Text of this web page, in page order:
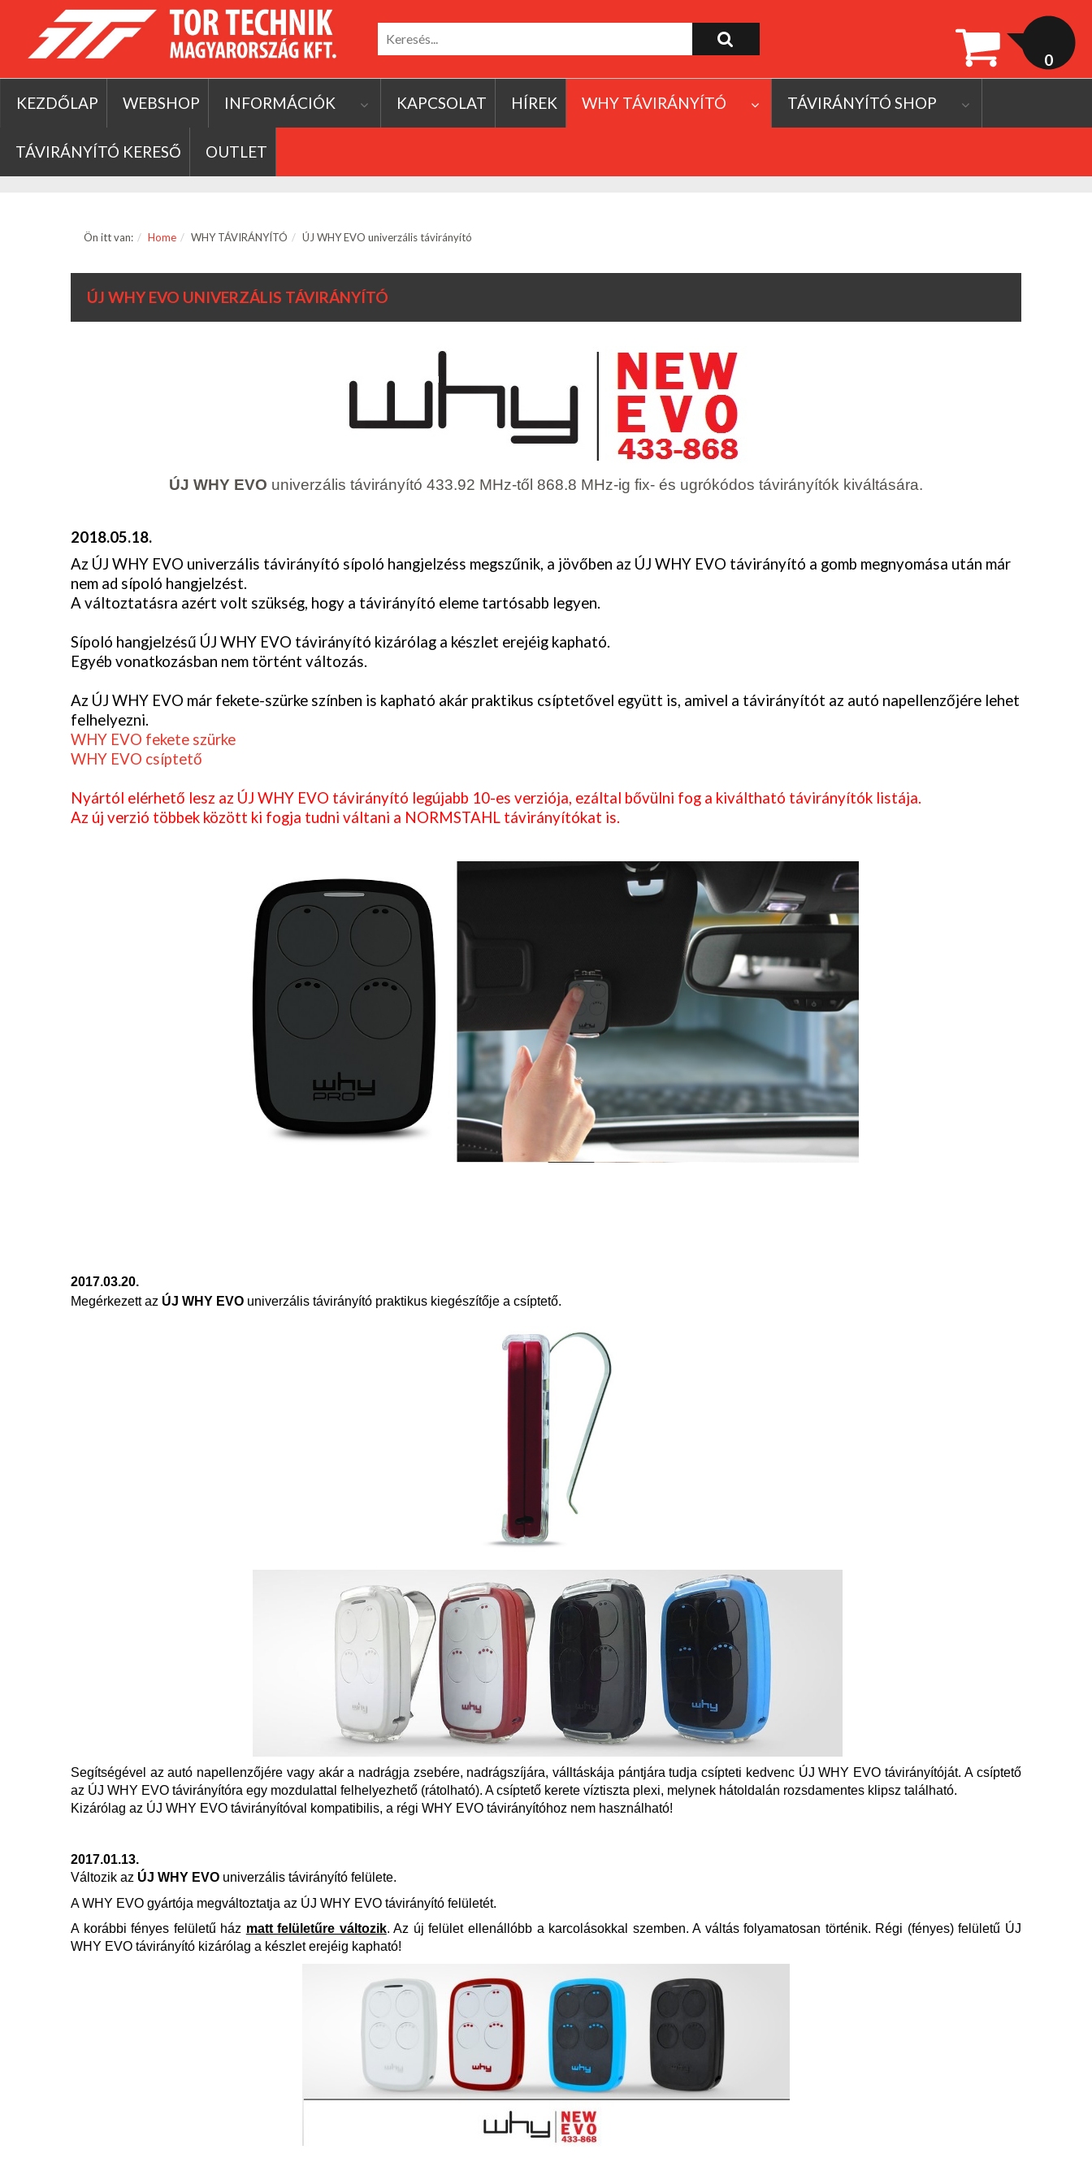
0
KEZDŐLAP WEBSHOP INFORMÁCIÓK KAPCSOLAT HÍREK WHY TÁVIRÁNYÍTÓ TÁVIRÁNYÍTÓ SHOP
TÁVIRÁNYÍTÓ KERESŐ OUTLET
Ön itt van: Home WHY TÁVIRÁNYÍTÓ ÚJ WHY EVO univerzális távirányító
ÚJ WHY EVO UNIVERZÁLIS TÁVIRÁNYÍTÓ
ÚJ WHY EVO univerzális távirányító 433.92 MHz-től 868.8 MHz-ig fix- és ugrókódos távirányítók kiváltására.
2018.05.18.
Az ÚJ WHY EVO univerzális távirányító sípoló hangjelzéss megszűnik, a jövőben az ÚJ WHY EVO távirányító a gomb megnyomása után már
nem ad sípoló hangjelzést.
A változtatásra azért volt szükség, hogy a távirányító eleme tartósabb legyen.
Sípoló hangjelzésű ÚJ WHY EVO távirányító kizárólag a készlet erejéig kapható.
Egyéb vonatkozásban nem történt változás.
Az ÚJ WHY EVO már fekete-szürke színben is kapható akár praktikus csíptetővel együtt is, amivel a távirányítót az autó napellenzőjére lehet
felhelyezni.
WHY EVO fekete szürke
WHY EVO csíptető
Nyártól elérhető lesz az ÚJ WHY EVO távirányító legújabb 10-es verziója, ezáltal bővülni fog a kiváltható távirányítók listája.
Az új verzió többek között ki fogja tudni váltani a NORMSTAHL távirányítókat is.
2017.03.20.
Megérkezett az ÚJ WHY EVO univerzális távirányító praktikus kiegészítője a csíptető.
Segítségével az autó napellenzőjére vagy akár a nadrágja zsebére, nadrágszíjára, válltáskája pántjára tudja csípteti kedvenc ÚJ WHY EVO távirányítóját. A csíptető
az ÚJ WHY EVO távirányítóra egy mozdulattal felhelyezhető (rátolható). A csíptető kerete víztiszta plexi, melynek hátoldalán rozsdamentes klipsz található.
Kizárólag az ÚJ WHY EVO távirányítóval kompatibilis, a régi WHY EVO távirányítóhoz nem használható!
2017.01.13.
Változik az ÚJ WHY EVO univerzális távirányító felülete.
A WHY EVO gyártója megváltoztatja az ÚJ WHY EVO távirányító felületét.
A korábbi fényes felületű ház matt felületűre változik. Az új felület ellenállóbb a karcolásokkal szemben. A váltás folyamatosan történik. Régi (fényes) felületű ÚJ
WHY EVO távirányító kizárólag a készlet erejéig kapható!